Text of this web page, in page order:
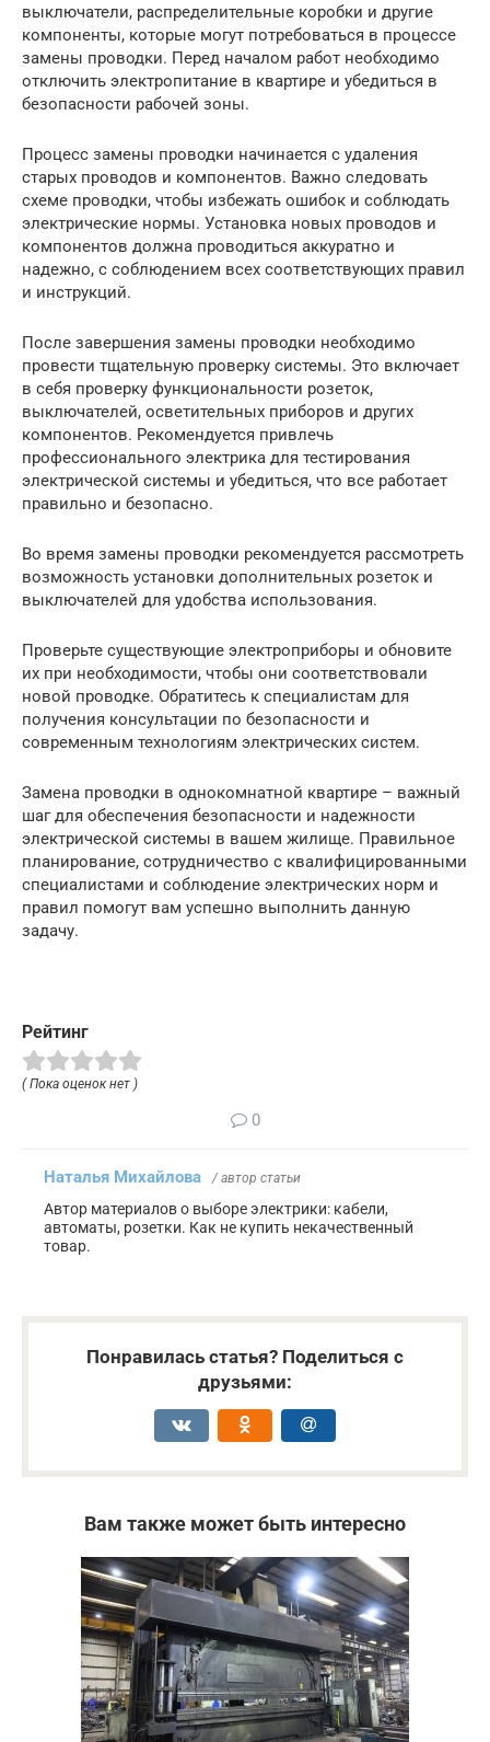
выключатели, распределительные коробки и другие
компоненты, которые могут потребоваться в процессе
замены проводки. Перед началом работ необходимо
отключить электропитание в квартире и убедиться в
безопасности рабочей зоны.
Процесс замены проводки начинается с удаления
старых проводов и компонентов. Важно следовать
схеме проводки, чтобы избежать ошибок и соблюдать
электрические нормы. Установка новых проводов и
компонентов должна проводиться аккуратно и
надежно, с соблюдением всех соответствующих правил
и инструкций.
После завершения замены проводки необходимо
провести тщательную проверку системы. Это включает
в себя проверку функциональности розеток,
выключателей, осветительных приборов и других
компонентов. Рекомендуется привлечь
профессионального электрика для тестирования
электрической системы и убедиться, что все работает
правильно и безопасно.
Во время замены проводки рекомендуется рассмотреть
возможность установки дополнительных розеток и
выключателей для удобства использования.
Проверьте существующие электроприборы и обновите
их при необходимости, чтобы они соответствовали
новой проводке. Обратитесь к специалистам для
получения консультации по безопасности и
современным технологиям электрических систем.
Замена проводки в однокомнатной квартире – важный
шаг для обеспечения безопасности и надежности
электрической системы в вашем жилище. Правильное
планирование, сотрудничество с квалифицированными
специалистами и соблюдение электрических норм и
правил помогут вам успешно выполнить данную
задачу.
Рейтинг
( Пока оценок нет )
0
Наталья Михайлова / автор статьи
Автор материалов о выборе электрики: кабели,
автоматы, розетки. Как не купить некачественный
товар.
Понравилась статья? Поделиться с
друзьями:
Вам также может быть интересно